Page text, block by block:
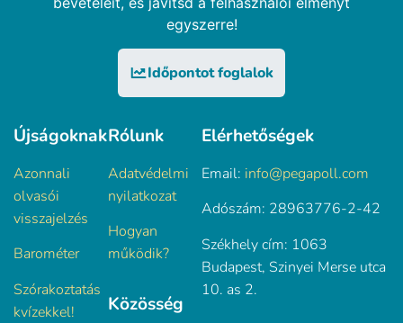
egyszerre!
Időpontot foglalok
Újságoknak
Azonnali
olvasói
visszajelzés
Barométer
Szórakoztatás
kvízekkel!
Rólunk
Adatvédelmi
nyilatkozat
Hogyan
működik?
Közösség
Elérhetőségek
Email: info@pegapoll.com
Adószám: 28963776-2-42
Székhely cím: 1063
Budapest, Szinyei Merse utca
10. as 2.